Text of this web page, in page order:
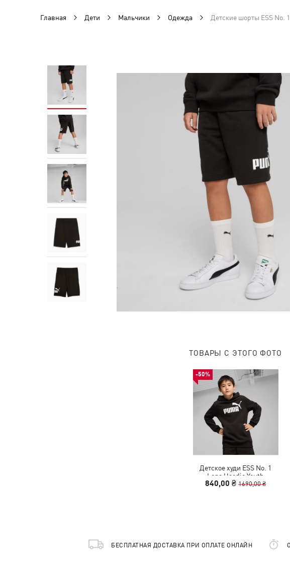
Главная Дети Мальчики Одежда Детские шорты ESS No.
ТОВАРЫ С ЭТОГО ФОТО
-50%
Детское худи ESS No. 1
Logo Hoodie Youth
840,00 ₴ 1690,00 ₴
БЕСПЛАТНАЯ ДОСТАВКА ПРИ ОПЛАТЕ ОНЛАЙН